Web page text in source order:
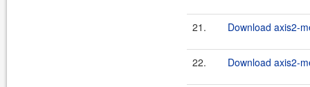
21. Download axis2-
22. Download axis2-